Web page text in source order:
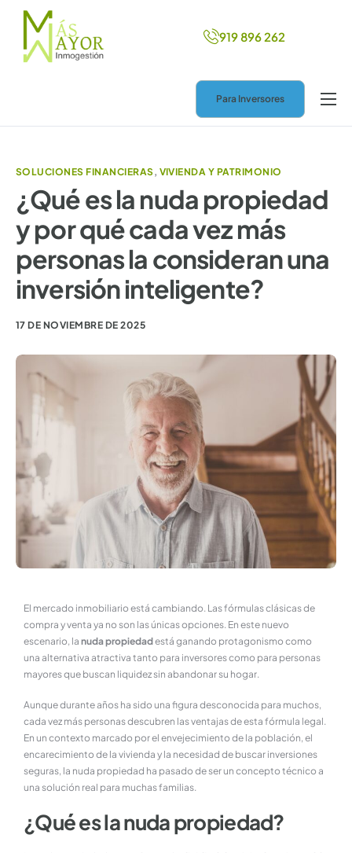
Inicio
Nuevo hogar
Ayuda legal
Blog
Contacto
Para Inversores
919 896 262
SOLUCIONES FINANCIERAS, VIVIENDA Y PATRIMONIO
¿Qué es la nuda propiedad
y por qué cada vez más
personas la consideran una
inversión inteligente?
17 DE NOVIEMBRE DE 2025
El mercado inmobiliario está cambiando. Las fórmulas clásicas de
compra y venta ya no son las únicas opciones. En este nuevo
escenario, la nuda propiedadestá ganando protagonismo como
una alternativa atractiva tanto para inversores como para personas
mayores que buscan liquidez sin abandonar su hogar.
Aunque durante años ha sido una figura desconocida para muchos,
cada vez más personas descubren las ventajas de esta fórmula legal.
En un contexto marcado por el envejecimiento de la población, el
encarecimiento de la vivienda y la necesidad de buscar inversiones
seguras, la nuda propiedad ha pasado de ser un concepto técnico a
una solución real para muchas familias.
¿Qué es la nuda propiedad?